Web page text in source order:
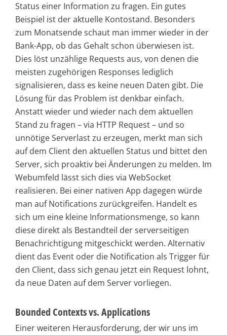
Status einer Information zu fragen. Ein gutes
Beispiel ist der aktuelle Kontostand. Besonders
zum Monatsende schaut man immer wieder in der
Bank-App, ob das Gehalt schon überwiesen ist.
Dies löst unzählige Requests aus, von denen die
meisten zugehörigen Responses lediglich
signalisieren, dass es keine neuen Daten gibt. Die
Lösung für das Problem ist denkbar einfach.
Anstatt wieder und wieder nach dem aktuellen
Stand zu fragen – via HTTP Request – und so
unnötige Serverlast zu erzeugen, merkt man sich
auf dem Client den aktuellen Status und bittet den
Server, sich proaktiv bei Änderungen zu melden. Im
Webumfeld lässt sich dies via WebSocket
realisieren. Bei einer nativen App dagegen würde
man auf Notifications zurückgreifen. Handelt es
sich um eine kleine Informationsmenge, so kann
diese direkt als Bestandteil der serverseitigen
Benachrichtigung mitgeschickt werden. Alternativ
dient das Event oder die Notification als Trigger für
den Client, dass sich genau jetzt ein Request lohnt,
da neue Daten auf dem Server vorliegen.
Bounded Contexts vs. Applications
Einer weiteren Herausforderung, der wir uns im